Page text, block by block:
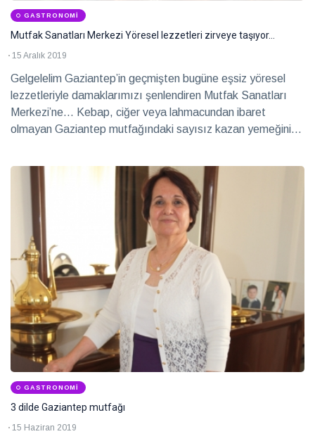
GASTRONOMI
Mutfak Sanatları Merkezi Yöresel lezzetleri zirveye taşıyor…
15 Aralık 2019
Gelgelelim Gaziantep’in geçmişten bugüne eşsiz yöresel
lezzetleriyle damaklarımızı şenlendiren Mutfak Sanatları
Merkezi’ne… Kebap, ciğer veya lahmacundan ibaret
olmayan Gaziantep mutfağındaki sayısız kazan yemeğini
tanıma imkanı bulabileceksiniz.
GASTRONOMI
3 dilde Gaziantep mutfağı
15 Haziran 2019